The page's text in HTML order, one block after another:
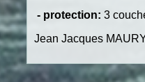
- protection: 3
Jean Jacques